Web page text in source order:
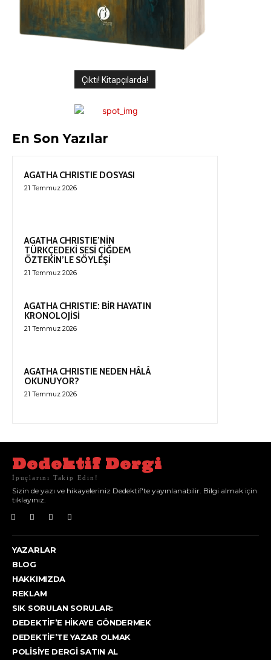
Çıktı! Kitapçılarda!
En Son Yazılar
AGATHA CHRISTIE DOSYASI
21 Temmuz 2026
AGATHA CHRISTIE’NİN
TÜRKÇEDEKİ SESİ ÇİĞDEM
ÖZTEKİN’LE SÖYLEŞİ
21 Temmuz 2026
AGATHA CHRISTIE: BİR HAYATIN
KRONOLOJİSİ
21 Temmuz 2026
AGATHA CHRISTIE NEDEN HÂLÂ
OKUNUYOR?
21 Temmuz 2026
Dedektif Dergi
İpuçlarını Takip Edin!
Sizin de yazı ve hikayeleriniz Dedektif'te yayınlanabilir. Bilgi almak için
tıklayınız.
YAZARLAR
BLOG
HAKKIMIZDA
REKLAM
SIK SORULAN SORULAR:
DEDEKTIF’E HIKAYE GÖNDERMEK
DEDEKTIF’TE YAZAR OLMAK
POLISIYE DERGI SATIN AL